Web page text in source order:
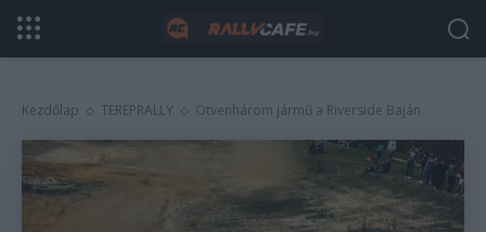
Kezdőlap TEREPRALLY Ötvenhárom jármű a Riverside Baján